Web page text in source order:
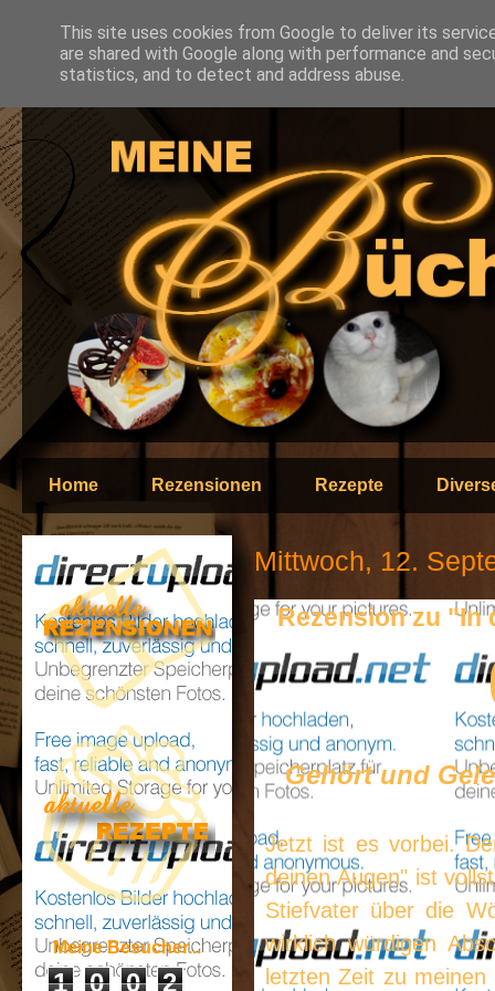
Home Rezensionen Rezepte
Mittwoch, 12.
Rezension zu "In
Gehört und
Jetzt ist es vorbei.
deinen Augen" ist
Stiefvater über die
wirklich würdigen
letzten Zeit zu
Meine Besucher...
1 0 0
2
This site uses cookies from Google to deliver its
are shared with Google along with performance and
statistics, and to detect and address abuse.